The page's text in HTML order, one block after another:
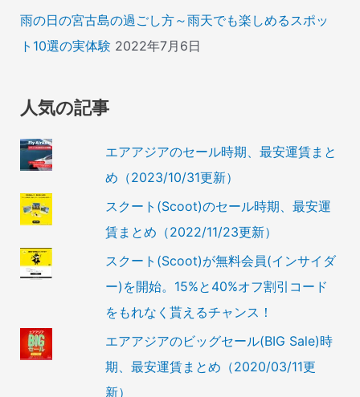
雨の日の宮古島の過ごし方～雨天でも楽しめるスポッ
ト10選の実体験 2022年7月6日
人気の記事
エアアジアのセール時期、最安運賃まと
め（2023/10/31更新）
スクート(Scoot)のセール時期、最安運
賃まとめ（2022/11/23更新）
スクート(Scoot)が無料会員(インサイダ
ー)を開始。15%と40%オフ割引コード
をもれなく貰えるチャンス！
エアアジアのビッグセール(BIG Sale)時
期、最安運賃まとめ（2020/03/11更
新）